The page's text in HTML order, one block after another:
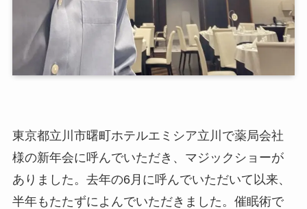
東京都立川市曙町ホテルエミシア立川で薬局会社
様の新年会に呼んでいただき、マジックショーが
ありました。去年の6月に呼んでいただいて以来、
半年もたたずによんでいただきました。催眠術で